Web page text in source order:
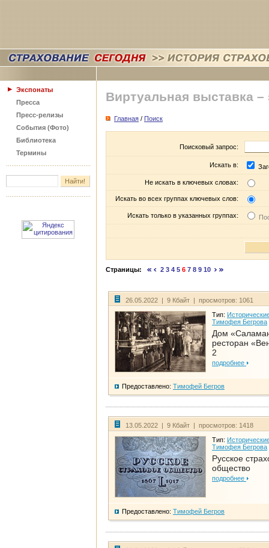
Экспонаты
Пресса
Пресс-релизы
События (Фото)
Библиотека
Термины
Виртуальная выставка –
Главная / Поиск
Поисковый запрос:
Искать в:
Не искать в ключевых словах:
Искать во всех группах ключевых слов:
Искать только в указанных группах:
Страницы: 2 3 4 5 6 7 8 9 10
26.05.2022 | 9 Кбайт | просмотров: 1061
Тип:
Тимофея Бегрова
Дом
ресторан
2
подробнее
Предоставлено: Тимофей Бегров
13.05.2022 | 9 Кбайт | просмотров: 1418
Тип:
Тимофея Бегрова
Русское
общество
подробнее
Предоставлено: Тимофей Бегров